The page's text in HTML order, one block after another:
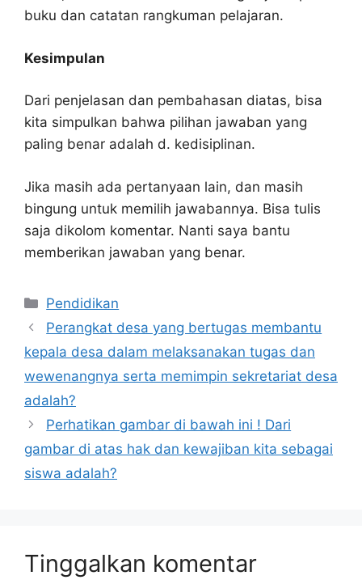
buku dan catatan rangkuman pelajaran.
Kesimpulan
Dari penjelasan dan pembahasan diatas, bisa
kita simpulkan bahwa pilihan jawaban yang
paling benar adalah d. kedisiplinan.
Jika masih ada pertanyaan lain, dan masih
bingung untuk memilih jawabannya. Bisa tulis
saja dikolom komentar. Nanti saya bantu
memberikan jawaban yang benar.
Kategori
Pendidikan
Perangkat desa yang bertugas membantu
kepala desa dalam melaksanakan tugas dan
wewenangnya serta memimpin sekretariat desa
adalah?
Perhatikan gambar di bawah ini ! Dari
gambar di atas hak dan kewajiban kita sebagai
siswa adalah?
Tinggalkan komentar